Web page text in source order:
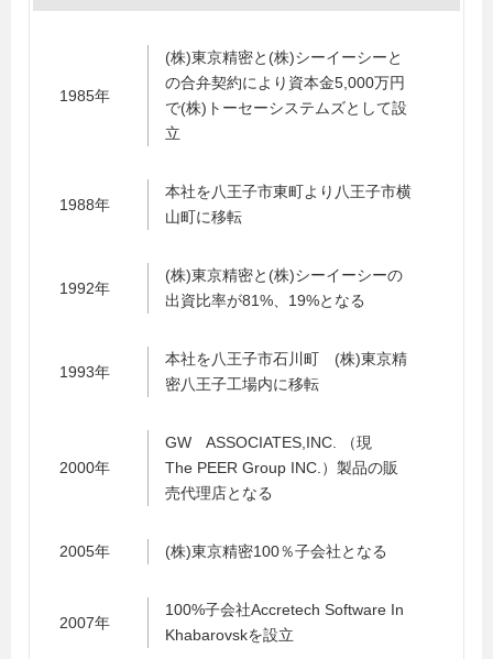
1985年
(株)東京精密と(株)シーイーシーと
の合弁契約により資本金5,000万円
で(株)トーセーシステムズとして設
立
1988年
本社を八王子市東町より八王子市横
山町に移転
1992年
(株)東京精密と(株)シーイーシーの
出資比率が81%、19%となる
1993年
本社を八王子市石川町 (株)東京精
密八王子工場内に移転
2000年
GW ASSOCIATES,INC. （現
The PEER Group INC.）製品の販
売代理店となる
2005年 (株)東京精密100％子会社となる
2007年
100%子会社Accretech Software In
Khabarovskを設立